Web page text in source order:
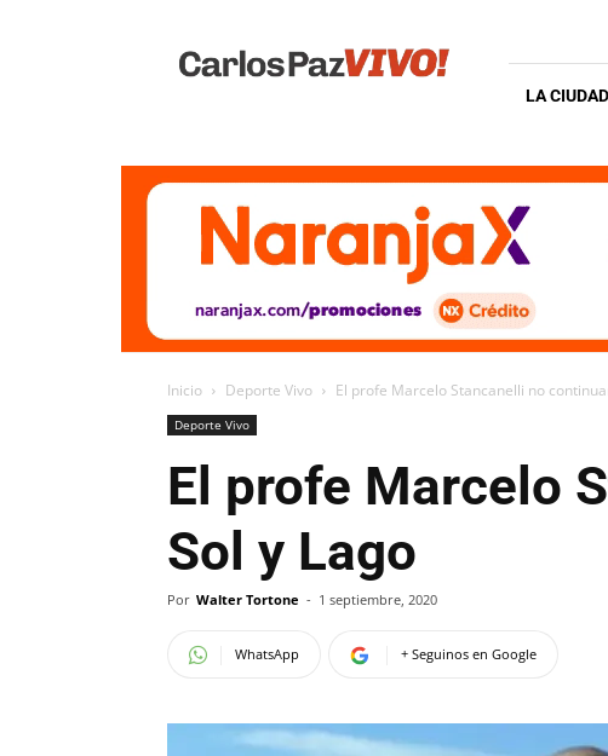
Vivo
LA CIUDAD
Inicio Deporte Vivo El profe Marcelo Stancanelli no
Deporte Vivo
El profe Marcelo
Sol y Lago
Por Walter Tortone - 1 septiembre, 2020
WhatsApp + Seguinos en Google